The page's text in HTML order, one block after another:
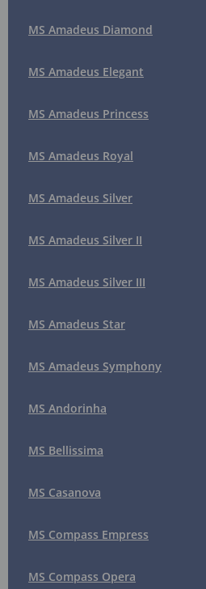
MS Amadeus Diamond
MS Amadeus Elegant
MS Amadeus Princess
MS Amadeus Royal
MS Amadeus Silver
MS Amadeus Silver II
MS Amadeus Silver III
MS Amadeus Star
MS Amadeus Symphony
MS Andorinha
MS Bellissima
MS Casanova
MS Compass Empress
MS Compass Opera